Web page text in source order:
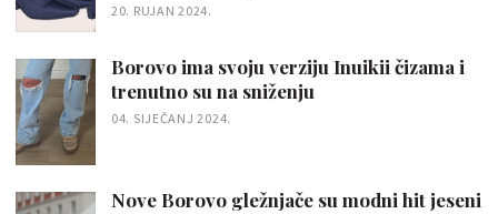
20. RUJAN 2024.
Borovo ima svoju verziju Inuikii čizama i
trenutno su na sniženju
04. SIJEČANJ 2024.
Nove Borovo gležnjače su modni hit jeseni